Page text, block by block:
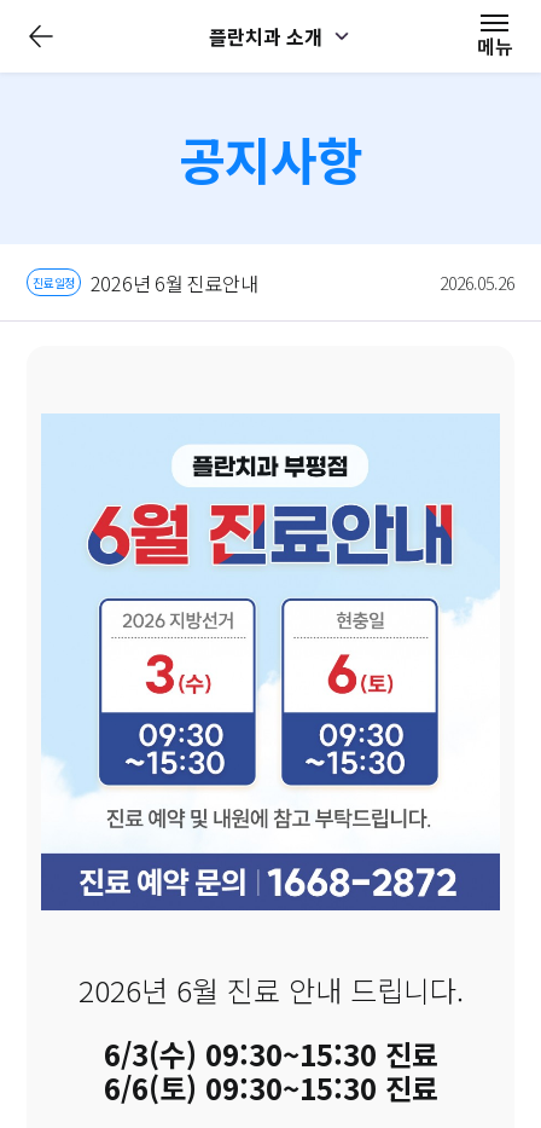
플란치과 소개 메뉴
뉴
공지사항
진료일정 2026년 6월 진료안내 2026.05.26
2026년 6월 진료 안내 드립니다.
6/3(수) 09:30~15:30 진료
6/6(토) 09:30~15:30 진료